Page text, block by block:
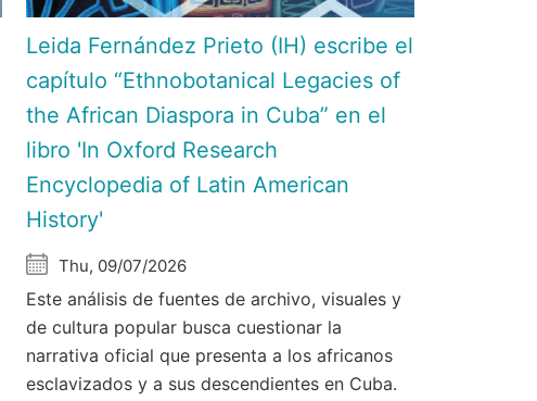
Leida Fernández Prieto (IH) escribe el
capítulo “Ethnobotanical Legacies of
the African Diaspora in Cuba” en el
libro 'In Oxford Research
Encyclopedia of Latin American
History'
Thu, 09/07/2026
Este análisis de fuentes de archivo, visuales y
de cultura popular busca cuestionar la
narrativa oficial que presenta a los africanos
esclavizados y a sus descendientes en Cuba.